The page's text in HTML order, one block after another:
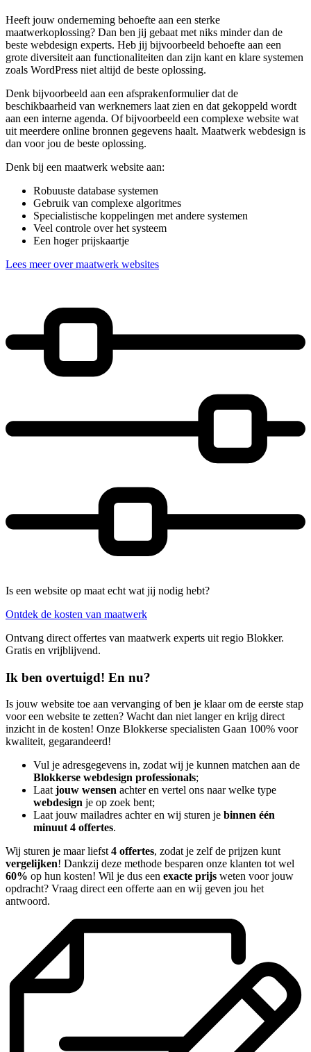
Heeft jouw onderneming behoefte aan een sterke
maatwerkoplossing? Dan ben jij gebaat met niks minder dan de
beste webdesign experts. Heb jij bijvoorbeeld behoefte aan een
grote diversiteit aan functionaliteiten dan zijn kant en klare systemen
zoals WordPress niet altijd de beste oplossing.
Denk bijvoorbeeld aan een afsprakenformulier dat de
beschikbaarheid van werknemers laat zien en dat gekoppeld wordt
aan een interne agenda. Of bijvoorbeeld een complexe website wat
uit meerdere online bronnen gegevens haalt. Maatwerk webdesign is
dan voor jou de beste oplossing.
Denk bij een maatwerk website aan:
Robuuste database systemen
Gebruik van complexe algoritmes
Specialistische koppelingen met andere systemen
Veel controle over het systeem
Een hoger prijskaartje
Lees meer over maatwerk websites
Is een website op maat echt wat jij nodig hebt?
Ontdek de kosten van maatwerk
Ontvang direct offertes van maatwerk experts uit regio Blokker.
Gratis en vrijblijvend.
Ik ben overtuigd! En nu?
Is jouw website toe aan vervanging of ben je klaar om de eerste stap
voor een website te zetten? Wacht dan niet langer en krijg direct
inzicht in de kosten! Onze Blokkerse specialisten Gaan 100% voor
kwaliteit, gegarandeerd!
Vul je adresgegevens in, zodat wij je kunnen matchen aan de
Blokkerse webdesign professionals;
Laat jouw wensen achter en vertel ons naar welke type
webdesign je op zoek bent;
Laat jouw mailadres achter en wij sturen je binnen één
minuut 4 offertes.
Wij sturen je maar liefst 4 offertes, zodat je zelf de prijzen kunt
vergelijken! Dankzij deze methode besparen onze klanten tot wel
60% op hun kosten! Wil je dus een exacte prijs weten voor jouw
opdracht? Vraag direct een offerte aan en wij geven jou het
antwoord.